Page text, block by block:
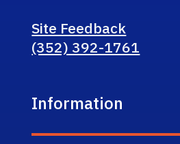
Site Feedback
(352) 392-1761
Information